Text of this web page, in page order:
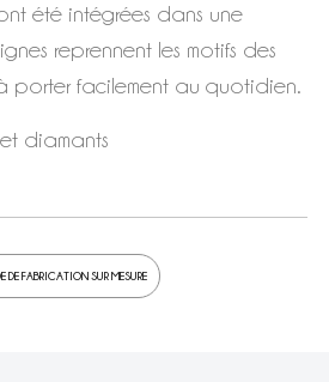
été intégrées dans une
reprennent les motifs des
porter facilement au quotidien.
diamants
DE FABRICATION SUR MESURE